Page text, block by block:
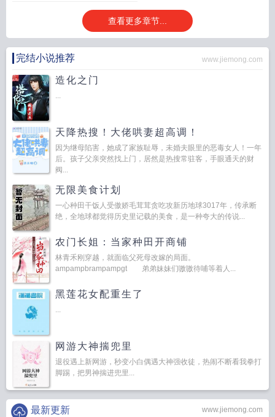
查看更多章节...
完结小说推荐 www.jiemong.com
造化之门
...
天降热搜！大佬哄妻超高调！
因为继母陷害，她成了家族耻辱，未婚夫眼里的恶毒女人！一年
后。孩子父亲突然找上门，居然是热搜常驻客，手眼通天的财
阀...
无限美食计划
一心种田干饭人受傲娇毛茸茸贪吃攻新历地球3017年，传承断
绝，全地球都觉得历史里记载的美食，是一种夸大的传说...
农门长姐：当家种田开商铺
林青禾刚穿越，就面临父死母改嫁的局面。
ampampbrampampgt 弟弟妹妹们嗷嗷待哺等着人...
黑莲花女配重生了
...
网游大神揣兜里
退役遇上新网游，秒变小白偶遇大神强收徒，热闹不断看我拳打
脚踢，把男神揣进兜里...
www.jiemong.com
最新更新